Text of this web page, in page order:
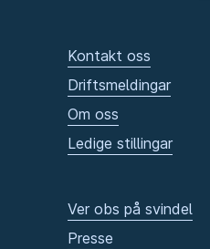
Kontakt oss
Driftsmeldingar
Om oss
Ledige stillingar
Ver obs på svindel
Presse